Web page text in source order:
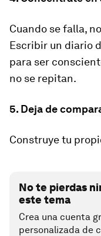
Cuando se falla,
Escribir un diario
para ser
no se repitan.
5. Deja de
Construye tu
No te pierdas
este tema
Crea una cuenta
personalizada de